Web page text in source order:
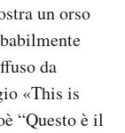
un orso
da
«This is
“Questo è il